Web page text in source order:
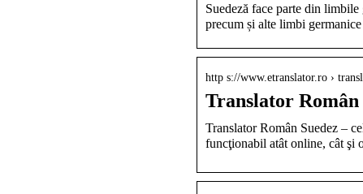
Suedeză face parte din
precum și alte limbi
http s://www.etranslator.ro ›
Translator Român
Translator Român Suedez –
funcţionabil atât online, cât şi